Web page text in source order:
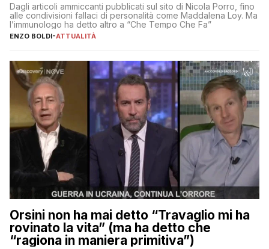
Dagli articoli ammiccanti pubblicati sul sito di Nicola Porro, fino
alle condivisioni fallaci di personalità come Maddalena Loy. Ma
l’immunologo ha detto altro a “Che Tempo Che Fa”
ENZO BOLDI-ATTUALITÀ
Orsini non ha mai detto “Travaglio mi ha
rovinato la vita” (ma ha detto che
“ragiona in maniera primitiva”)